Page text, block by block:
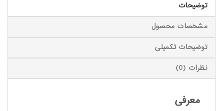
توضیحات
مشخصات محصول
توضیحات تکمیلی
نظرات (0)
معرفی